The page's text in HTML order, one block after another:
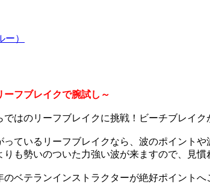
）
ーフブレイクで腕試し～
はのリーフブレイクに挑戦！ビーチブレイ
ているリーフブレイクなら、波のポイント
も勢いのついた力強い波が来ますので、見
のベテランインストラクターが絶好ポイント